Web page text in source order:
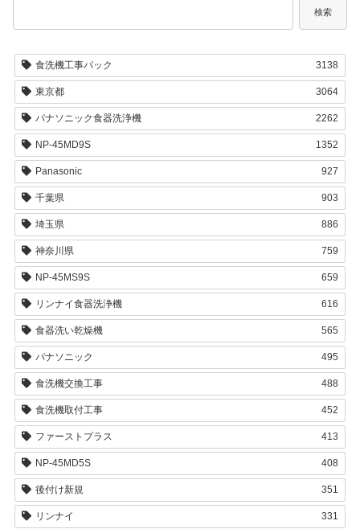
検索
食洗機工事パック 3138
東京都 3064
パナソニック食器洗浄機 2262
NP-45MD9S 1352
Panasonic 927
千葉県 903
埼玉県 886
神奈川県 759
NP-45MS9S 659
リンナイ食器洗浄機 616
食器洗い乾燥機 565
パナソニック 495
食洗機交換工事 488
食洗機取付工事 452
ファーストプラス 413
NP-45MD5S 408
後付け新規 351
リンナイ 331